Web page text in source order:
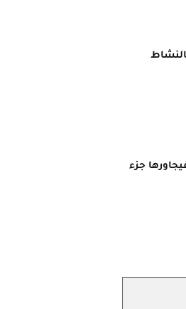
بالنشاط
جزء